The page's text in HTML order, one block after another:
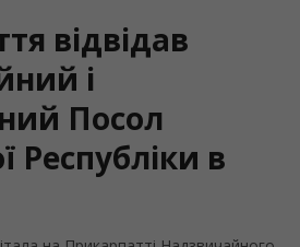
відвідав
і
Посол
Республіки в